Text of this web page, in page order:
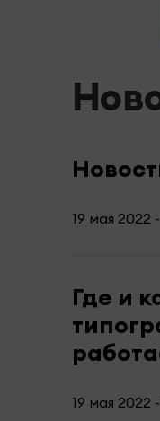
19 мая 2022
Где и
19 мая 2022 -